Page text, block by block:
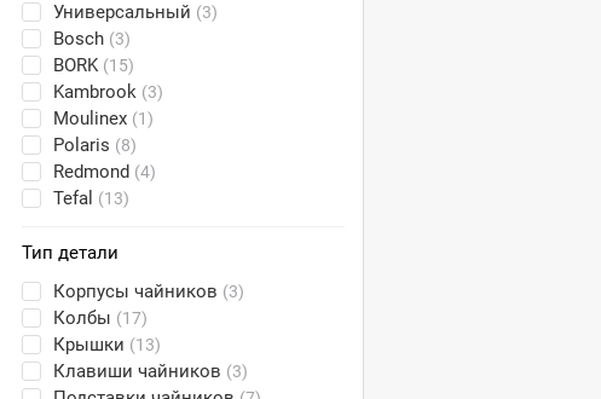
Универсальный (3)
Bosch (3)
BORK (15)
Kambrook (3)
Moulinex (1)
Polaris (8)
Redmond (4)
Tefal (13)
Тип детали
Корпусы чайников (3)
Колбы (17)
Крышки (13)
Клавиши чайников (3)